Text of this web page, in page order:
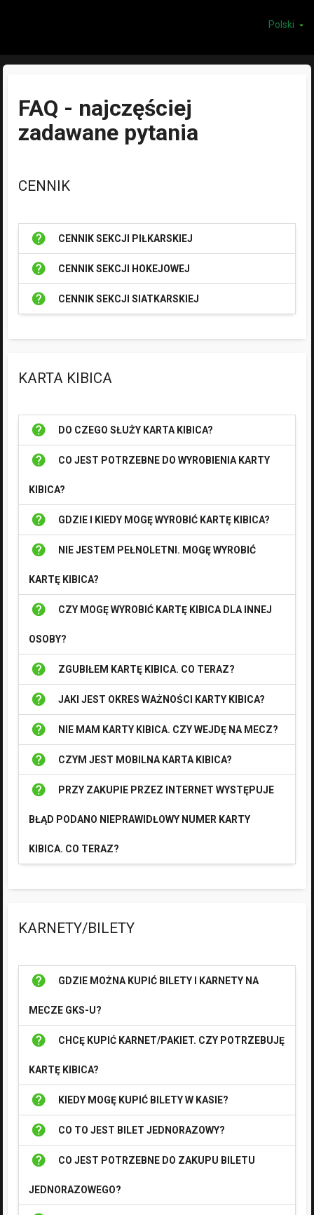
Polski arrow_drop_down
FAQ - najczęściej
zadawane pytania
CENNIK
help CENNIK SEKCJI PIŁKARSKIEJ
help CENNIK SEKCJI HOKEJOWEJ
help CENNIK SEKCJI SIATKARSKIEJ
KARTA KIBICA
help DO CZEGO SŁUŻY KARTA KIBICA?
help CO JEST POTRZEBNE DO WYROBIENIA KARTY
KIBICA?
help GDZIE I KIEDY MOGĘ WYROBIĆ KARTĘ KIBICA?
help NIE JESTEM PEŁNOLETNI. MOGĘ WYROBIĆ
KARTĘ KIBICA?
help CZY MOGĘ WYROBIĆ KARTĘ KIBICA DLA INNEJ
OSOBY?
help ZGUBIŁEM KARTĘ KIBICA. CO TERAZ?
help JAKI JEST OKRES WAŻNOŚCI KARTY KIBICA?
help NIE MAM KARTY KIBICA. CZY WEJDĘ NA MECZ?
help CZYM JEST MOBILNA KARTA KIBICA?
help PRZY ZAKUPIE PRZEZ INTERNET WYSTĘPUJE
BŁĄD PODANO NIEPRAWIDŁOWY NUMER KARTY
KIBICA. CO TERAZ?
KARNETY/BILETY
help GDZIE MOŻNA KUPIĆ BILETY I KARNETY NA
MECZE GKS-U?
help CHCĘ KUPIĆ KARNET/PAKIET. CZY POTRZEBUJĘ
KARTĘ KIBICA?
help KIEDY MOGĘ KUPIĆ BILETY W KASIE?
help CO TO JEST BILET JEDNORAZOWY?
help CO JEST POTRZEBNE DO ZAKUPU BILETU
JEDNORAZOWEGO?